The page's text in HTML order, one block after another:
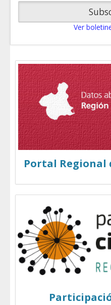
Ver
Portal Regional